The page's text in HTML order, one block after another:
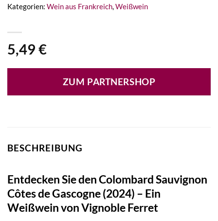
5,49 €
ZUM PARTNERSHOP
Kategorien: Wein aus Frankreich,Weißwein
BESCHREIBUNG
Entdecken Sie den Colombard Sauvignon
Côtes de Gascogne (2024) – Ein
Weißwein von Vignoble Ferret